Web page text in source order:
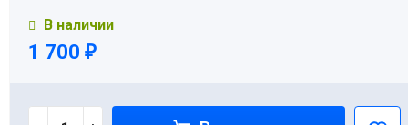
В наличии
1 700 ₽